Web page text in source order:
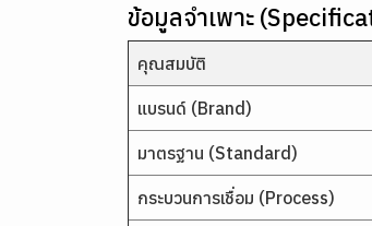
ข้อมูลจำเพาะ
คุณสมบัติ
แบรนด์ (Brand)
มาตรฐาน (Standard)
กระบวนการเชื่อม (Process)